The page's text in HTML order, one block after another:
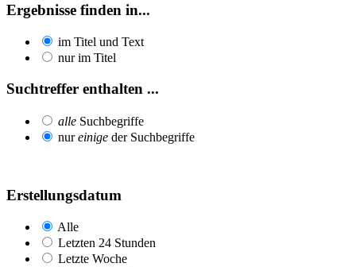
Ergebnisse finden in...
im Titel und Text
nur im Titel
Suchtreffer enthalten ...
alle Suchbegriffe
nureinige der Suchbegriffe
Erstellungsdatum
Alle
Letzten 24 Stunden
Letzte Woche